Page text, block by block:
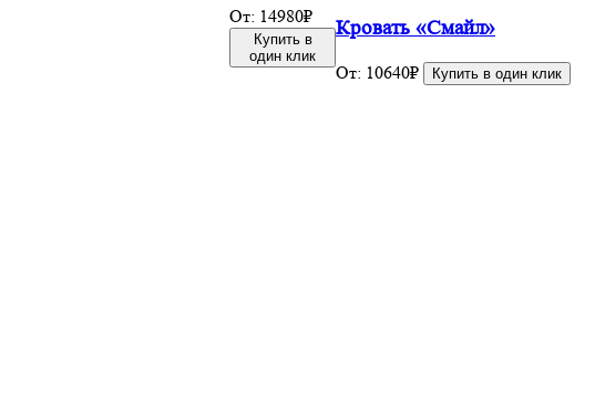
От: 14980₽
Купить в
один клик
Кровать «Смайл»
От: 10640₽ Купить в один клик